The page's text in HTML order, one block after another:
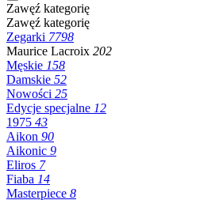
Zawęź kategorię
Zawęź kategorię
Zegarki 7798
Maurice Lacroix 202
Męskie 158
Damskie 52
Nowości 25
Edycje specjalne 12
1975 43
Aikon 90
Aikonic 9
Eliros 7
Fiaba 14
Masterpiece 8